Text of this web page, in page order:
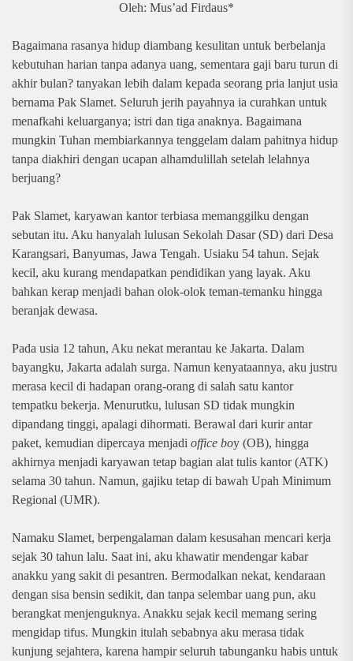
Oleh: Mus’ad Firdaus*
Bagaimana rasanya hidup diambang kesulitan untuk berbelanja
kebutuhan harian tanpa adanya uang, sementara gaji baru turun di
akhir bulan? tanyakan lebih dalam kepada seorang pria lanjut usia
bernama Pak Slamet. Seluruh jerih payahnya ia curahkan untuk
menafkahi keluarganya; istri dan tiga anaknya. Bagaimana
mungkin Tuhan membiarkannya tenggelam dalam pahitnya hidup
tanpa diakhiri dengan ucapan alhamdulillah setelah lelahnya
berjuang?
Pak Slamet, karyawan kantor terbiasa memanggilku dengan
sebutan itu. Aku hanyalah lulusan Sekolah Dasar (SD) dari Desa
Karangsari, Banyumas, Jawa Tengah. Usiaku 54 tahun. Sejak
kecil, aku kurang mendapatkan pendidikan yang layak. Aku
bahkan kerap menjadi bahan olok-olok teman-temanku hingga
beranjak dewasa.
Pada usia 12 tahun, Aku nekat merantau ke Jakarta. Dalam
bayangku, Jakarta adalah surga. Namun kenyataannya, aku justru
merasa kecil di hadapan orang-orang di salah satu kantor
tempatku bekerja. Menurutku, lulusan SD tidak mungkin
dipandang tinggi, apalagi dihormati. Berawal dari kurir antar
paket, kemudian dipercaya menjadi office boy (OB), hingga
akhirnya menjadi karyawan tetap bagian alat tulis kantor (ATK)
selama 30 tahun. Namun, gajiku tetap di bawah Upah Minimum
Regional (UMR).
Namaku Slamet, berpengalaman dalam kesusahan mencari kerja
sejak 30 tahun lalu. Saat ini, aku khawatir mendengar kabar
anakku yang sakit di pesantren. Bermodalkan nekat, kendaraan
dengan sisa bensin sedikit, dan tanpa selembar uang pun, aku
berangkat menjenguknya. Anakku sejak kecil memang sering
mengidap tifus. Mungkin itulah sebabnya aku merasa tidak
kunjung sejahtera, karena hampir seluruh tabunganku habis untuk